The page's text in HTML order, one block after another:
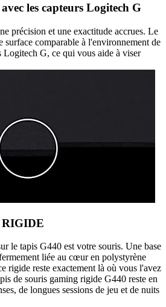
les capteurs Logitech G
précision et une exactitude accrues. Le
surface comparable à l'environnement de
Logitech G, ce qui vous aide à viser
le tapis G440 est votre souris. Une base
liée au cœur en polystyrène
rigide reste exactement là où vous l'avez
de souris gaming rigide G440 reste en
de longues sessions de jeu et de nuits